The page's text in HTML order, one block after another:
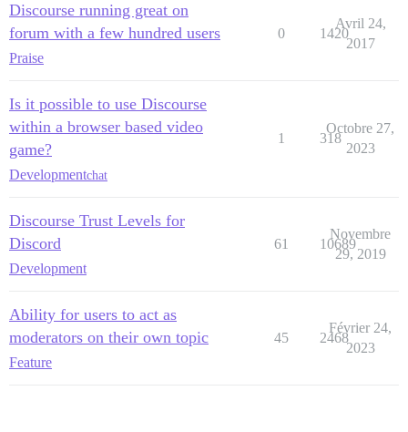
Discourse running great on
forum with a few hundred users
Praise
0 1420
Avril 24,
2017
Is it possible to use Discourse
within a browser based video
game?
Developmentchat
1 318
Octobre 27,
2023
Discourse Trust Levels for
Discord
Development
61 10689
Novembre
29, 2019
Ability for users to act as
moderators on their own topic
Feature
45 2468
Février 24,
2023